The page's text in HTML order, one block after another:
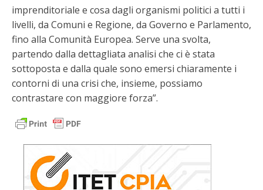
imprenditoriale e cosa dagli organismi politici a tutti i
livelli, da Comuni e Regione, da Governo e Parlamento,
fino alla Comunità Europea. Serve una svolta,
partendo dalla dettagliata analisi che ci è stata
sottoposta e dalla quale sono emersi chiaramente i
contorni di una crisi che, insieme, possiamo
contrastare con maggiore forza”.